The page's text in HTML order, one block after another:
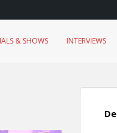
& SHOWS INTERVIEWS